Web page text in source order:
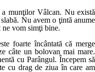
a munţilor Vâlcan. Nu există
Nu avem o ţintă anume
ne vom simţi bine.
foarte încântată că merge
câte un bolovan mai mare.
cu Parângul. Începem să
cu drag de ziua în care am